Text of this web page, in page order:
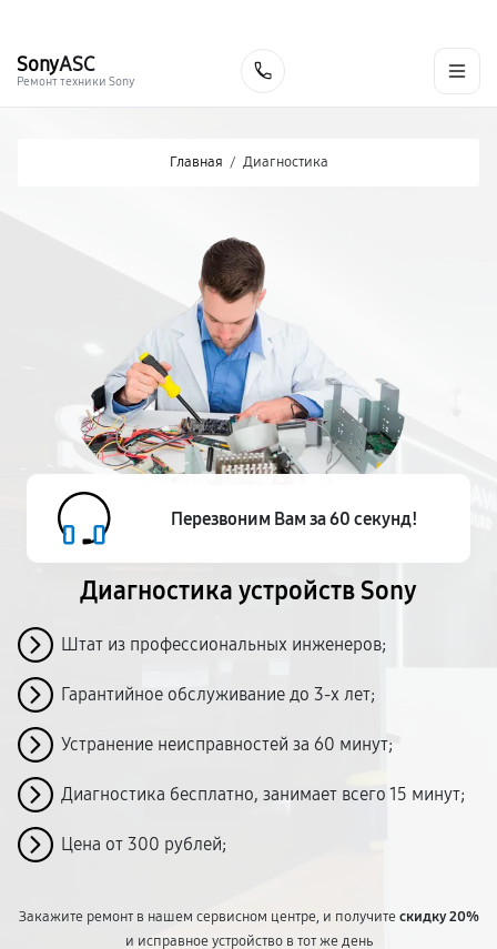
SonyASC
Ремонт техники Sony
Главная / Диагностика
Диагностика устройств Sony
Штат из профессиональных инженеров;
Гарантийное обслуживание до 3-х лет;
Устранение неисправностей за 60 минут;
Диагностика бесплатно, занимает всего 15 минут;
Цена от 300 рублей;
Закажите ремонт в нашем сервисном центре, и получитескидку 20%
и исправное устройство в тот же день
Перезвоним Вам за 60 секунд!